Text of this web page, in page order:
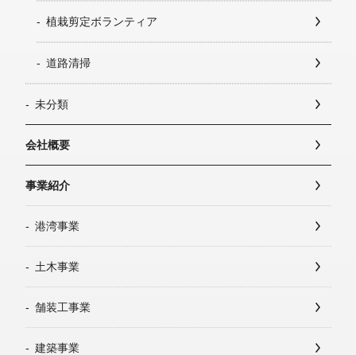
植栽剪定ボランティア
道路清掃
未分類
会社概要
事業紹介
港湾事業
土木事業
舗装工事業
建築事業